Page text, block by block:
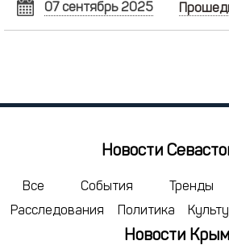
07 сентябрь 2025
СЕНТЯБРЬ 2025
8 9 10 11
24 25
29 30 1 2
6 7 8
Новости
Все События Тренды
Расследования
Политика
Новости